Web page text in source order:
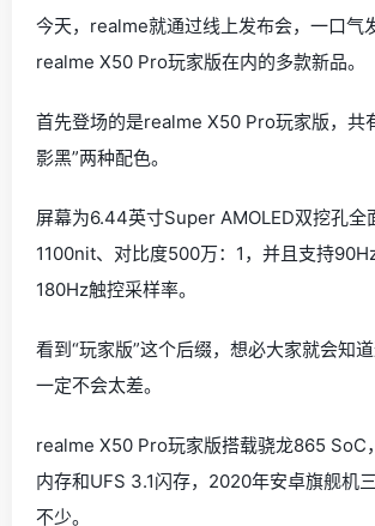
今天，realme就通过线上发布会，一口气
realme X50 Pro玩家版在内的多款新品。
首先登场的是realme X50 Pro玩家版，共
影黑”两种配色。
屏幕为6.44英寸Super AMOLED双挖孔全
1100nit、对比度500万：1，并且支持
180Hz触控采样率。
看到“玩家版”这个后缀，想必大家就会知
一定不会太差。
realme X50 Pro玩家版搭载骁龙865 SoC
内存和UFS 3.1闪存，2020年安卓旗舰机
不少。